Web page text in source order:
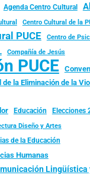
Agenda Centro Cultural
Centro Cultural de la
PUCE Centro de
Compañía de Jesús
PUCE
la Eliminación de la
Educación Elecciones
Diseño y Artes
de la Educación
Humanas